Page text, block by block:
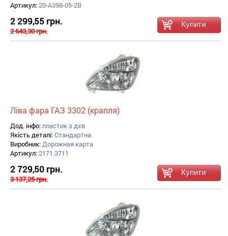
Артикул:20-A398-05-2B
2 299,55 грн.
2 643,30 грн.
Ліва фара ГАЗ 3302 (крапля)
Дод. інфо: пластик з дхв
Якість деталі:Стандартна
Виробник:Дорожная карта
Артикул:2171.3711
2 729,50 грн.
3 137,25 грн.